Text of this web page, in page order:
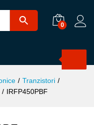
0
/ Tranzistori /
/ IRFP450PBF